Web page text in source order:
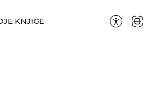
KNJIGE